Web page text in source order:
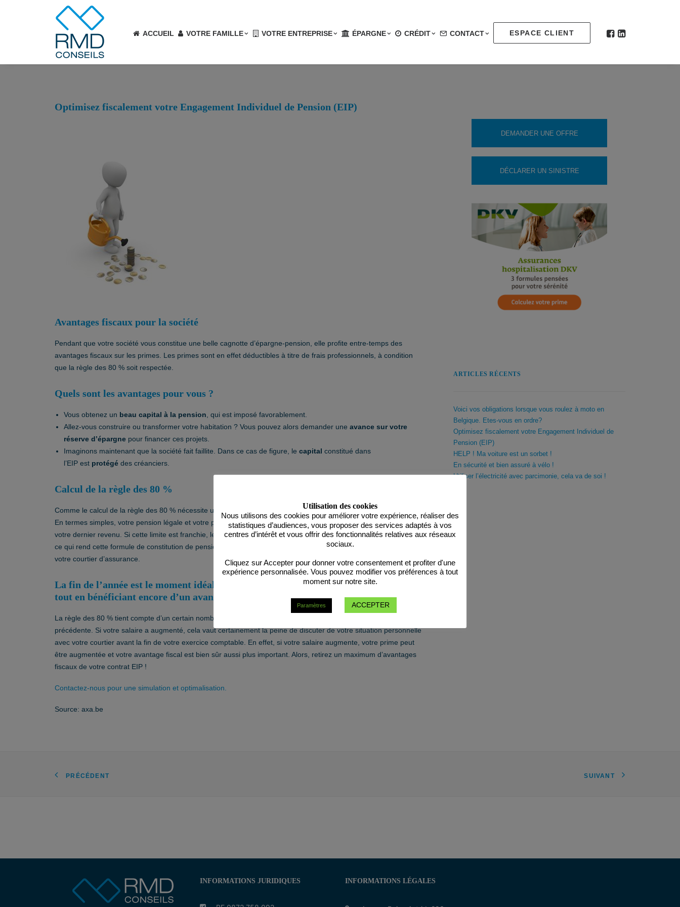
ACCUEIL VOTRE FAMILLE VOTRE ENTREPRISE ÉPARGNE CRÉDIT CONTACT ESPACE CLIENT
Optimisez fiscalement votre Engagement Individuel de Pension (EIP)
Avantages fiscaux pour la société
Pendant que votre société vous constitue une belle cagnotte d’épargne-pension, elle profite entre-temps des
avantages fiscaux sur les primes. Les primes sont en effet déductibles à titre de frais professionnels, à condition
que la règle des 80 % soit respectée.
Quels sont les avantages pour vous ?
Vous obtenez un beau capital à la pension , qui est imposé favorablement.
Allez-vous construire ou transformer votre habitation ? Vous pouvez alors demander une avance sur votre
réserve d’épargne pour financer ces projets.
Imaginons maintenant que la société fait faillite. Dans ce cas de figure, le capital constitué dans
l’EIP est protégé des créanciers.
Calcul de la règle des 80 %
Comme le calcul de la règle des 80 % nécessite une certaine expertise, confiez-le à notre bureau RMD-Conseils.
En termes simples, votre pension légale et votre pension complémentaire ne peuvent dépasser ensemble 80 % de
votre dernier revenu. Si cette limite est franchie, les versements de votre EIP ne sont plus fiscalement déductibles,
ce qui rend cette formule de constitution de pension complément beaucoup moins intéressante. Parlez-en avec
votre courtier d’assurance.
La fin de l’année est le moment idéal pour optimiser fiscalement votre contrat d’EIP
tout en bénéficiant encore d’un avantage fiscal pour l’année de revenus 2020!
La règle des 80 % tient compte d’un certain nombre de facteurs, comme le revenu annuel brut de l’année
précédente. Si votre salaire a augmenté, cela vaut certainement la peine de discuter de votre situation personnelle
avec votre courtier avant la fin de votre exercice comptable. En effet, si votre salaire augmente, votre prime peut
être augmentée et votre avantage fiscal est bien sûr aussi plus important. Alors, retirez un maximum d’avantages
fiscaux de votre contrat EIP !
Contactez-nous pour une simulation et optimalisation.
Source: axa.be
DEMANDER UNE OFFRE
DÉCLARER UN SINISTRE
ARTICLES RÉCENTS
Voici vos obligations lorsque vous roulez à moto en
Belgique. Etes-vous en ordre?
Optimisez fiscalement votre Engagement Individuel de
Pension (EIP)
HELP ! Ma voiture est un sorbet !
En sécurité et bien assuré à vélo !
Utiliser l’électricité avec parcimonie, cela va de soi !
PRÉCÉDENT SUIVANT
INFORMATIONS JURIDIQUES INFORMATIONS LÉGALES
Utilisation des cookies
Nous utilisons des cookies pour améliorer votre expérience, réaliser des
statistiques d’audiences, vous proposer des services adaptés à vos
centres d’intérêt et vous offrir des fonctionnalités relatives aux réseaux
sociaux.
Cliquez sur Accepter pour donner votre consentement et profiter d'une
expérience personnalisée. Vous pouvez modifier vos préférences à tout
moment sur notre site.
Paramètres ACCEPTER